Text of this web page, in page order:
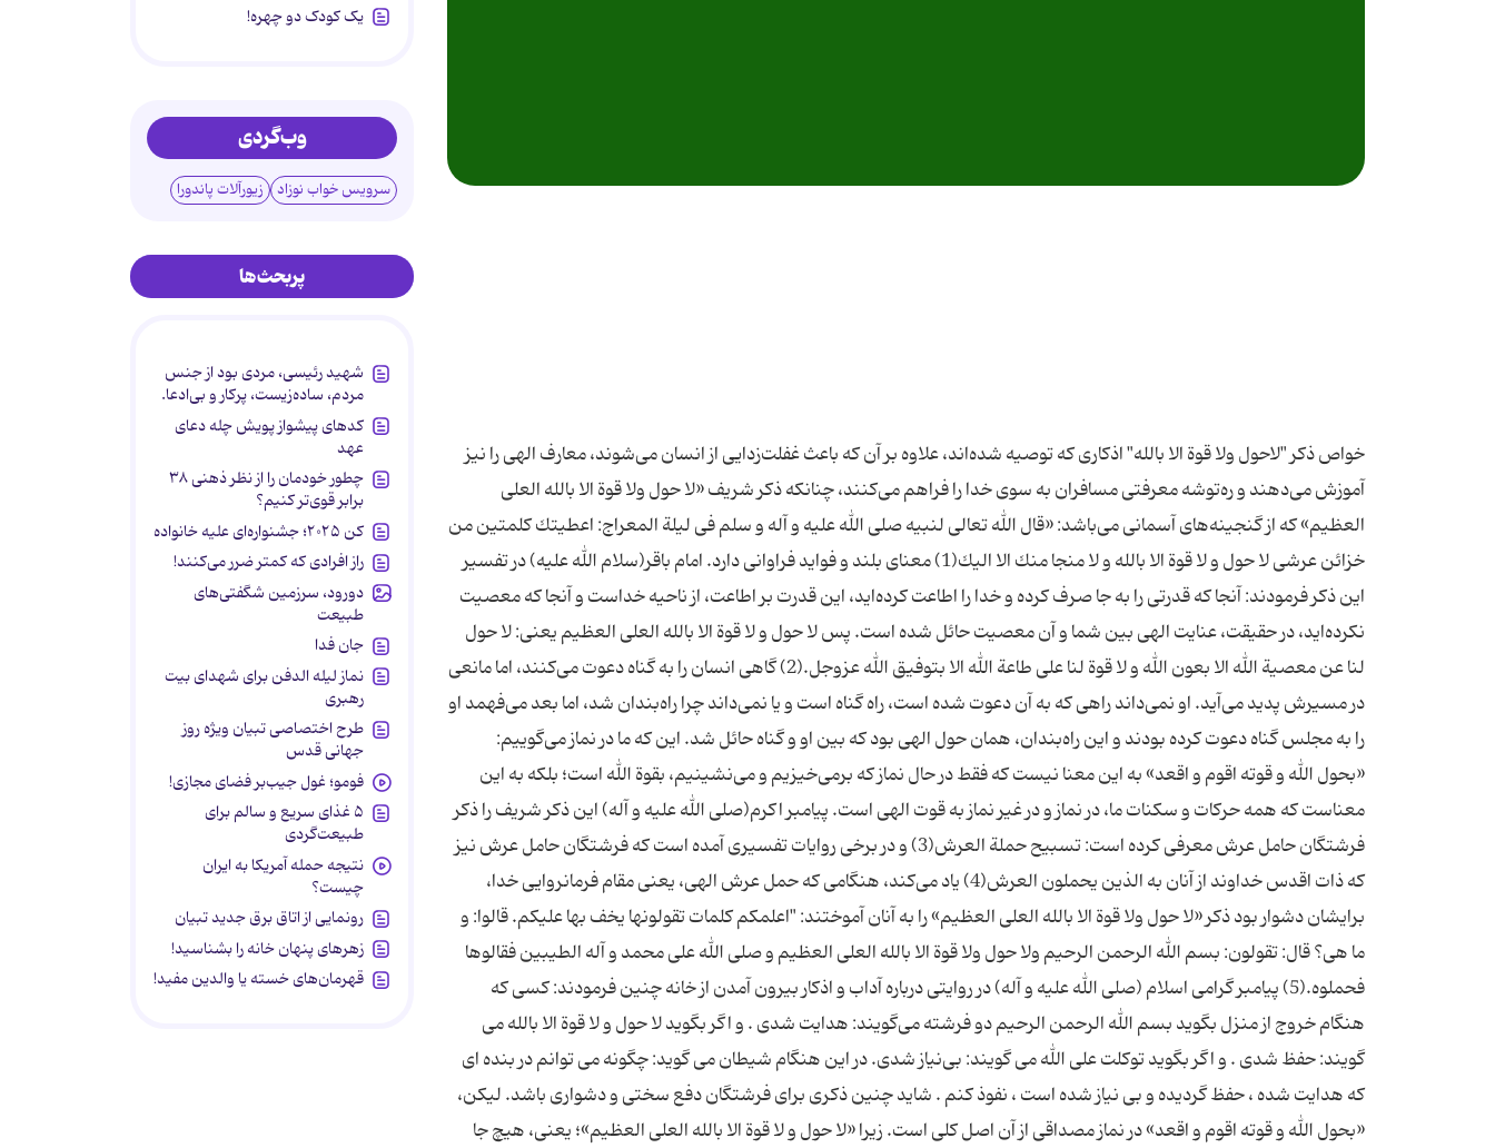
خواص ذكر "لاحول ولا قوة الا بالله" اذكاری كه توصیه شده‌اند، علاوه بر آن كه باعث غفلت‌زدایى از انسان مى‌شوند، معارف الهى را نیز
آموزش مى‌دهند و ره‌توشه معرفتى مسافران به سوى خدا را فراهم مى‌كنند، چنانكه ذكر شریف «لا حول ولا قوة الا بالله العلى
العظیم» كه از گنجینه‌هاى آسمانی می‌باشد: «قال الله تعالى لنبیه صلى الله علیه و آله و سلم فی لیلة المعراج: اعطیتك كلمتین من
خزائن عرشی لا حول و لا قوة الا بالله و لا منجا منك الا الیك(1) معناى بلند و فواید فراوانى دارد. امام باقر(سلام الله علیه) در تفسیر
این ذكر فرمودند: آنجا كه قدرتى را به جا صرف كرده و خدا را اطاعت كرده‌اید، این قدرت بر اطاعت، از ناحیه خداست و آنجا كه معصیت
نكرده‌اید، در حقیقت، عنایت الهى بین شما و آن معصیت حائل شده است. پس لا حول و لا قوة الا بالله العلى العظیم یعنى: لا حول
لنا عن معصیة الله الا بعون الله و لا قوة لنا على طاعة الله الا بتوفیق الله عزوجل.(2) گاهى انسان را به گناه دعوت مى‌كنند، اما مانعى
در مسیرش پدید مى‌آید. او نمى‌داند راهى كه به آن دعوت شده است، راه گناه است و یا نمى‌داند چرا راه‌بندان شد، اما بعد مى‌فهمد او
را به مجلس گناه دعوت كرده بودند و این راه‌بندان، همان حول الهى بود كه بین او و گناه حائل شد. این كه ما در نماز مى‌گوییم:
«بحول الله و قوته اقوم و اقعد» به این معنا نیست كه فقط در حال نماز كه برمى‌خیزیم و می‌نشینیم، بقوة الله است؛ بلكه به این
معناست كه همه حركات و سكنات ما، در نماز و در غیر نماز به قوت الهى است. پیامبر اكرم(صلى الله علیه و آله) این ذكر شریف را ذكر
فرشتگان حامل عرش معرفى كرده است: تسبیح حملة العرش(3) و در برخى روایات تفسیرى آمده است كه فرشتگان حامل عرش نیز
كه ذات اقدس خداوند از آنان به الذین یحملون العرش(4) یاد مى‌كند، هنگامى كه حمل عرش الهى، یعنى مقام فرمانروایى خدا،
برایشان دشوار بود ذكر «لا حول ولا قوة الا بالله العلى العظیم» را به آنان آموختند: "اعلمكم كلمات تقولونها یخف بها علیكم. قالوا: و
ما هی؟ قال: تقولون: بسم الله الرحمن الرحیم ولا حول ولا قوة الا بالله العلی العظیم و صلى الله على محمد و آله الطیبین فقالوها
فحملوه.(5) پیامبر گرامى اسلام (صلی الله علیه و آله) در روایتى درباره آداب و اذكار بیرون آمدن از خانه چنین فرمودند: كسى كه
هنگام خروج از منزل بگوید بسم الله الرحمن الرحیم دو فرشته مى‌گویند: هدایت شدى . و اگر بگوید لا حول و لا قوة الا بالله مى
گویند: حفظ شدى . و اگر بگوید توكلت على الله مى گویند: بى‌نیاز شدى. در این هنگام شیطان مى گوید: چگونه مى توانم در بنده اى
كه هدایت شده ، حفظ گردیده و بى نیاز شده است ، نفوذ كنم . شاید چنین ذكرى براى فرشتگان دفع سختی و دشواری باشد. لیكن،
«بحول الله و قوته اقوم و اقعد» در نماز مصداقى از آن اصل كلى است. زیرا «لا حول و لا قوة الا بالله العلى العظیم»؛ یعنى، هیچ جا
یک کودک دو چهره!
وب‌گردی
سرویس خواب نوزاد زیورآلات پاندورا
پربحث‌ها
شهید رئیسی، مردی بود از جنس
مردم، ساده‌زیست، پرکار و بی‌ادعا.
کدهای پیشواز پویش چله دعای
عهد
چطور خودمان را از نظر ذهنی ۳۸
برابر قوی‌تر کنیم؟
کن ۲۰۲۵؛ جشنواره‌ای علیه خانواده
راز افرادی که کمتر ضرر می‌کنند!
دورود، سرزمین شگفتی‌های
طبیعت
جان فدا
نماز لیله الدفن برای شهدای بیت
رهبری
طرح اختصاصی تبیان ویژه روز
جهانی قدس
فومو؛ غول جیب‌بر فضای مجازی!
۵ غذای سریع و سالم برای
طبیعت‌گردی
نتیجه حمله آمریکا به ایران
چیست؟
رونمایی از اتاق برق جدید تبیان
زهرهای پنهان خانه را بشناسید!
قهرمان‌های خسته یا والدین مفید!